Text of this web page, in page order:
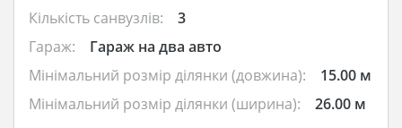
Кількість санвузлів:
3
Гараж:
Гараж на два авто
Мінімальний розмір ділянки (довжина):
15.00 м
Мінімальний розмір ділянки (ширина):
26.00 м